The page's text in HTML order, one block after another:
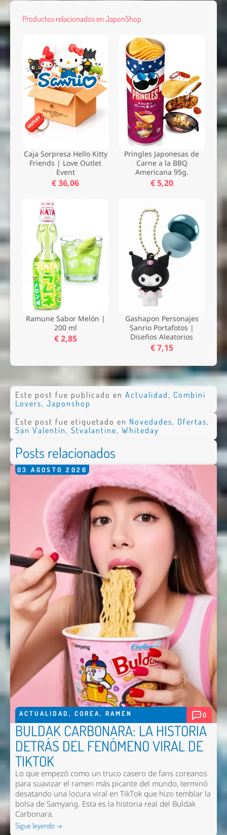
Productos relacionados en JaponShop
Caja Sorpresa Hello Kitty
Friends | Love Outlet
Event
€ 36,06
Pringles Japonesas de
Carne a la BBQ
Americana 95g.
€ 5,20
Ramune Sabor Melón |
200 ml
€ 2,85
Gashapon Personajes
Sanrio Portafotos |
Diseños Aleatorios
€ 7,15
Este post fue publicado en Actualidad, Combini
Lovers, Japonshop
Este post fue etiquetado en Novedades, Ofertas,
San Valentín, Stvalantine, Whiteday
Posts relacionados
03 AGOSTO 2026
ACTUALIDAD , COREA, RAMEN 0
BULDAK CARBONARA: LA HISTORIA
DETRÁS DEL FENÓMENO VIRAL DE
TIKTOK
Lo que empezó como un truco casero de fans coreanos
para suavizar el ramen más picante del mundo, terminó
desatando una locura viral en TikTok que hizo temblar la
bolsa de Samyang. Esta es la historia real del Buldak
Carbonara.
Sigue leyendo →
Nombre *
Email *
Comentario *